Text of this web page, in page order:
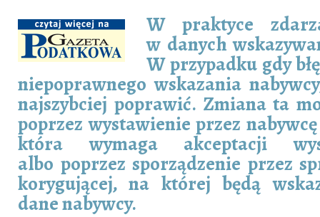
W praktyce
w danych
W przypadku gdy
niepoprawnego wskazania
najszybciej poprawić. Zmiana ta
poprzez wystawienie przez
która wymaga akceptacji
albo poprzez sporządzenie przez
korygującej, na której będą
dane nabywcy.